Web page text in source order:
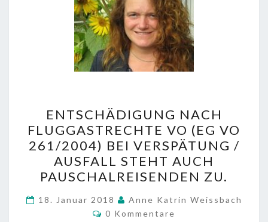
NACH
FLUGGASTRECHTE
VO
(EG
VO
261/2004)
BEI
ENTSCHÄDIGUNG NACH
FLUGGASTRECHTE VO (EG VO
261/2004) BEI VERSPÄTUNG /
AUSFALL STEHT AUCH
PAUSCHALREISENDEN ZU.
18. Januar 2018
Anne Katrin Weissbach
Kommentare
0 Kommentare